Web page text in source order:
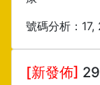
號碼分析：
[新發佈]